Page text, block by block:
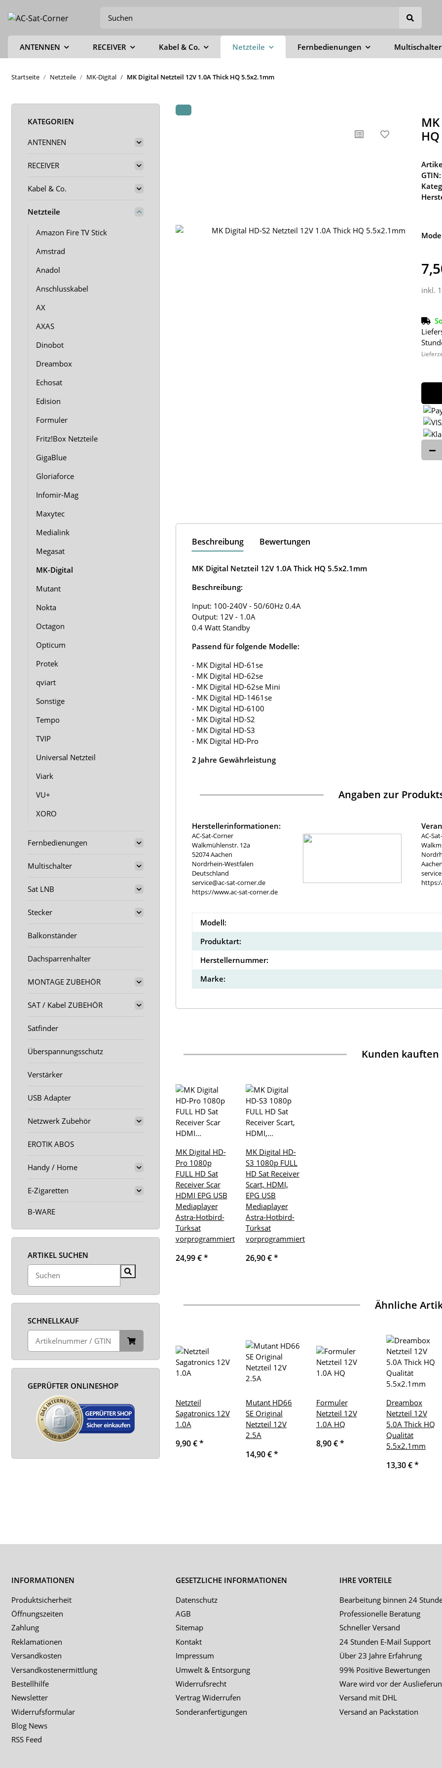
ANTENNEN RECEIVER Kabel & Co. Netzteile Fernbedienungen Multischalter
Startseite Netzteile MK-Digital MK Digital Netzteil 12V 1.0A Thick HQ 5.5x2.1mm
GTIN:
inkl.
Beschreibung Bewertungen
MK Digital Netzteil 12V 1.0A Thick HQ 5.5x2.1mm
Beschreibung:
Input: 100-240V - 50/60Hz 0.4A
Output: 12V - 1.0A
0.4 Watt Standby
Passend für folgende Modelle:
- MK Digital HD-61se
- MK Digital HD-62se
- MK Digital HD-62se Mini
- MK Digital HD-1461se
- MK Digital HD-6100
- MK Digital HD-S2
- MK Digital HD-S3
- MK Digital HD-Pro
2 Jahre Gewährleistung
Angaben zur
Herstellerinformationen:
AC-Sat-Corner
Walkmühlenstr. 12a
52074 Aachen
Nordrhein-Westfalen
Deutschland
service@ac-sat-corner.de
https://www.ac-sat-corner.de
AC-
Modell:
Produktart:
Herstellernummer:
Marke:
Kunden kauften
MK Digital HD-
Pro 1080p
FULL HD Sat
Receiver Scar
HDMI EPG USB
Mediaplayer
Astra-Hotbird-
Türksat
vorprogrammiert
24,99 €*
MK Digital HD-
S3 1080p FULL
HD Sat Receiver
Scart, HDMI,
EPG USB
Mediaplayer
Astra-Hotbird-
Türksat
vorprogrammiert
26,90 €*
Ähnliche
Netzteil
Sagatronics 12V
1.0A
9,90 €*
Mutant HD66
SE Original
Netzteil 12V
2.5A
14,90 €*
Formuler
Netzteil 12V
1.0A HQ
8,90 €*
Dreambox
Netzteil 12V
5.0A Thick HQ
Qualität
5.5x2.1mm
13,30 €*
KATEGORIEN
ANTENNEN
RECEIVER
Kabel & Co.
Netzteile
Amazon Fire TV Stick
Amstrad
Anadol
Anschlusskabel
AX
AXAS
Dinobot
Dreambox
Echosat
Edision
Formuler
Fritz!Box Netzteile
GigaBlue
Gloriaforce
Infomir-Mag
Maxytec
Medialink
Megasat
MK-Digital
Mutant
Nokta
Octagon
Opticum
Protek
qviart
Sonstige
Tempo
TVIP
Universal Netzteil
Viark
VU+
XORO
Fernbedienungen
Multischalter
Sat LNB
Stecker
Balkonständer
Dachsparrenhalter
MONTAGE ZUBEHÖR
SAT / Kabel ZUBEHÖR
Satfinder
Überspannungsschutz
Verstärker
USB Adapter
Netzwerk Zubehör
EROTIK ABOS
Handy / Home
E-Zigaretten
B-WARE
ARTIKEL SUCHEN
SCHNELLKAUF
GEPRÜFTER ONLINESHOP
INFORMATIONEN
Produktsicherheit
Öffnungszeiten
Zahlung
Reklamationen
Versandkosten
Versandkostenermittlung
Bestellhilfe
Newsletter
Widerrufsformular
Blog News
RSS Feed
GESETZLICHE INFORMATIONEN
Datenschutz
AGB
Sitemap
Kontakt
Impressum
Umwelt & Entsorgung
Widerrufsrecht
Vertrag Widerrufen
Sonderanfertigungen
IHRE VORTEILE
Bearbeitung binnen 24
Professionelle Beratung
Schneller Versand
24 Stunden E-Mail Support
Über 23 Jahre Erfahrung
99% Positive Bewertungen
Ware wird vor der
Versand mit DHL
Versand an Packstation